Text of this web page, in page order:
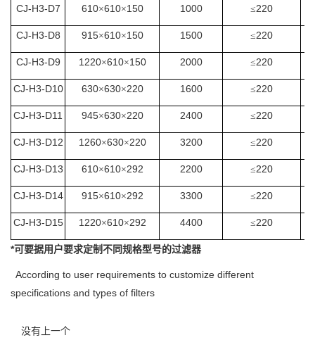
CJ-H3-D7 610×610×150 1000 ≤220
CJ-H3-D8 915×610×150 1500 ≤220
CJ-H3-D9 1220×610×150 2000 ≤220
CJ-H3-D10 630×630×220 1600 ≤220
CJ-H3-D11 945×630×220 2400 ≤220
CJ-H3-D12 1260×630×220 3200 ≤220
CJ-H3-D13 610×610×292 2200 ≤220
CJ-H3-D14 915×610×292 3300 ≤220
CJ-H3-D15 1220×610×292 4400 ≤220
*可要据用户要求定制不同规格型号的过滤器
According to user requirements to customize different
specifications and types of filters
没有上一个